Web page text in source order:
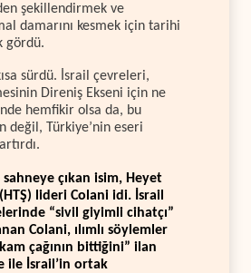
şekillendirmek ve
damarını kesmek için tarihi
gördü.
sürdü. İsrail çevreleri,
Direniş Ekseni için ne
hemfikir olsa da, bu
değil, Türkiye’nin eseri
çıkan isim, Heyet
lideri Colani idi. İsrail
“sivil giyimli cihatçı”
Colani, ılımlı söylemler
çağının bittiğini” ilan
ile İsrail’in ortak